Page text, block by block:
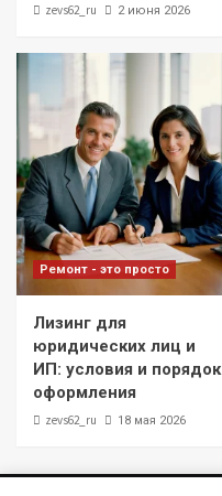
zevs62_ru 2 июня 2026
Ремонт - это просто
Лизинг для
юридических лиц и
ИП: условия и порядок
оформления
zevs62_ru 18 мая 2026